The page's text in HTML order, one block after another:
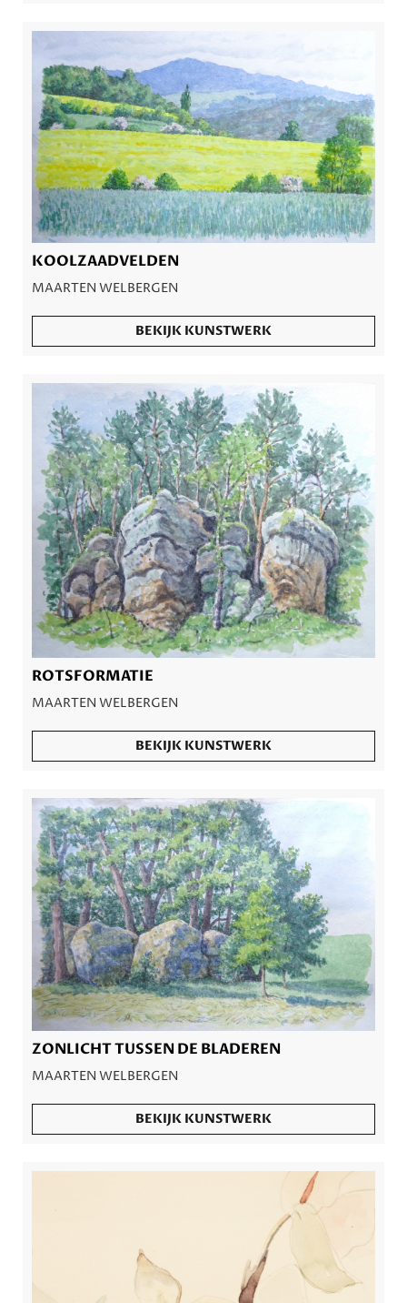
KOOLZAADVELDEN
MAARTEN WELBERGEN
BEKIJK KUNSTWERK
ROTSFORMATIE
MAARTEN WELBERGEN
BEKIJK KUNSTWERK
ZONLICHT TUSSEN DE BLADEREN
MAARTEN WELBERGEN
BEKIJK KUNSTWERK